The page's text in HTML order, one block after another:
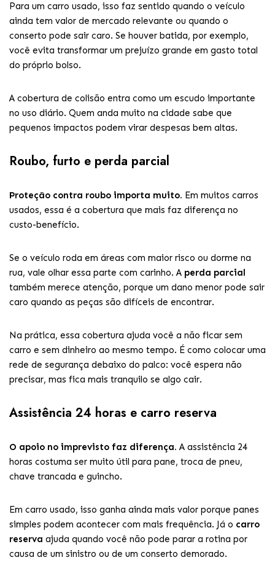
Para um carro usado, isso faz sentido quando o veículo
ainda tem valor de mercado relevante ou quando o
conserto pode sair caro. Se houver batida, por exemplo,
você evita transformar um prejuízo grande em gasto total
do próprio bolso.
A cobertura de colisão entra como um escudo importante
no uso diário. Quem anda muito na cidade sabe que
pequenos impactos podem virar despesas bem altas.
Roubo, furto e perda parcial
Proteção contra roubo importa muito. Em muitos carros
usados, essa é a cobertura que mais faz diferença no
custo-benefício.
Se o veículo roda em áreas com maior risco ou dorme na
rua, vale olhar essa parte com carinho. A perda parcial
também merece atenção, porque um dano menor pode sair
caro quando as peças são difíceis de encontrar.
Na prática, essa cobertura ajuda você a não ficar sem
carro e sem dinheiro ao mesmo tempo. É como colocar uma
rede de segurança debaixo do palco: você espera não
precisar, mas fica mais tranquilo se algo cair.
Assistência 24 horas e carro reserva
O apoio no imprevisto faz diferença. A assistência 24
horas costuma ser muito útil para pane, troca de pneu,
chave trancada e guincho.
Em carro usado, isso ganha ainda mais valor porque panes
simples podem acontecer com mais frequência. Já o carro
reserva ajuda quando você não pode parar a rotina por
causa de um sinistro ou de um conserto demorado.